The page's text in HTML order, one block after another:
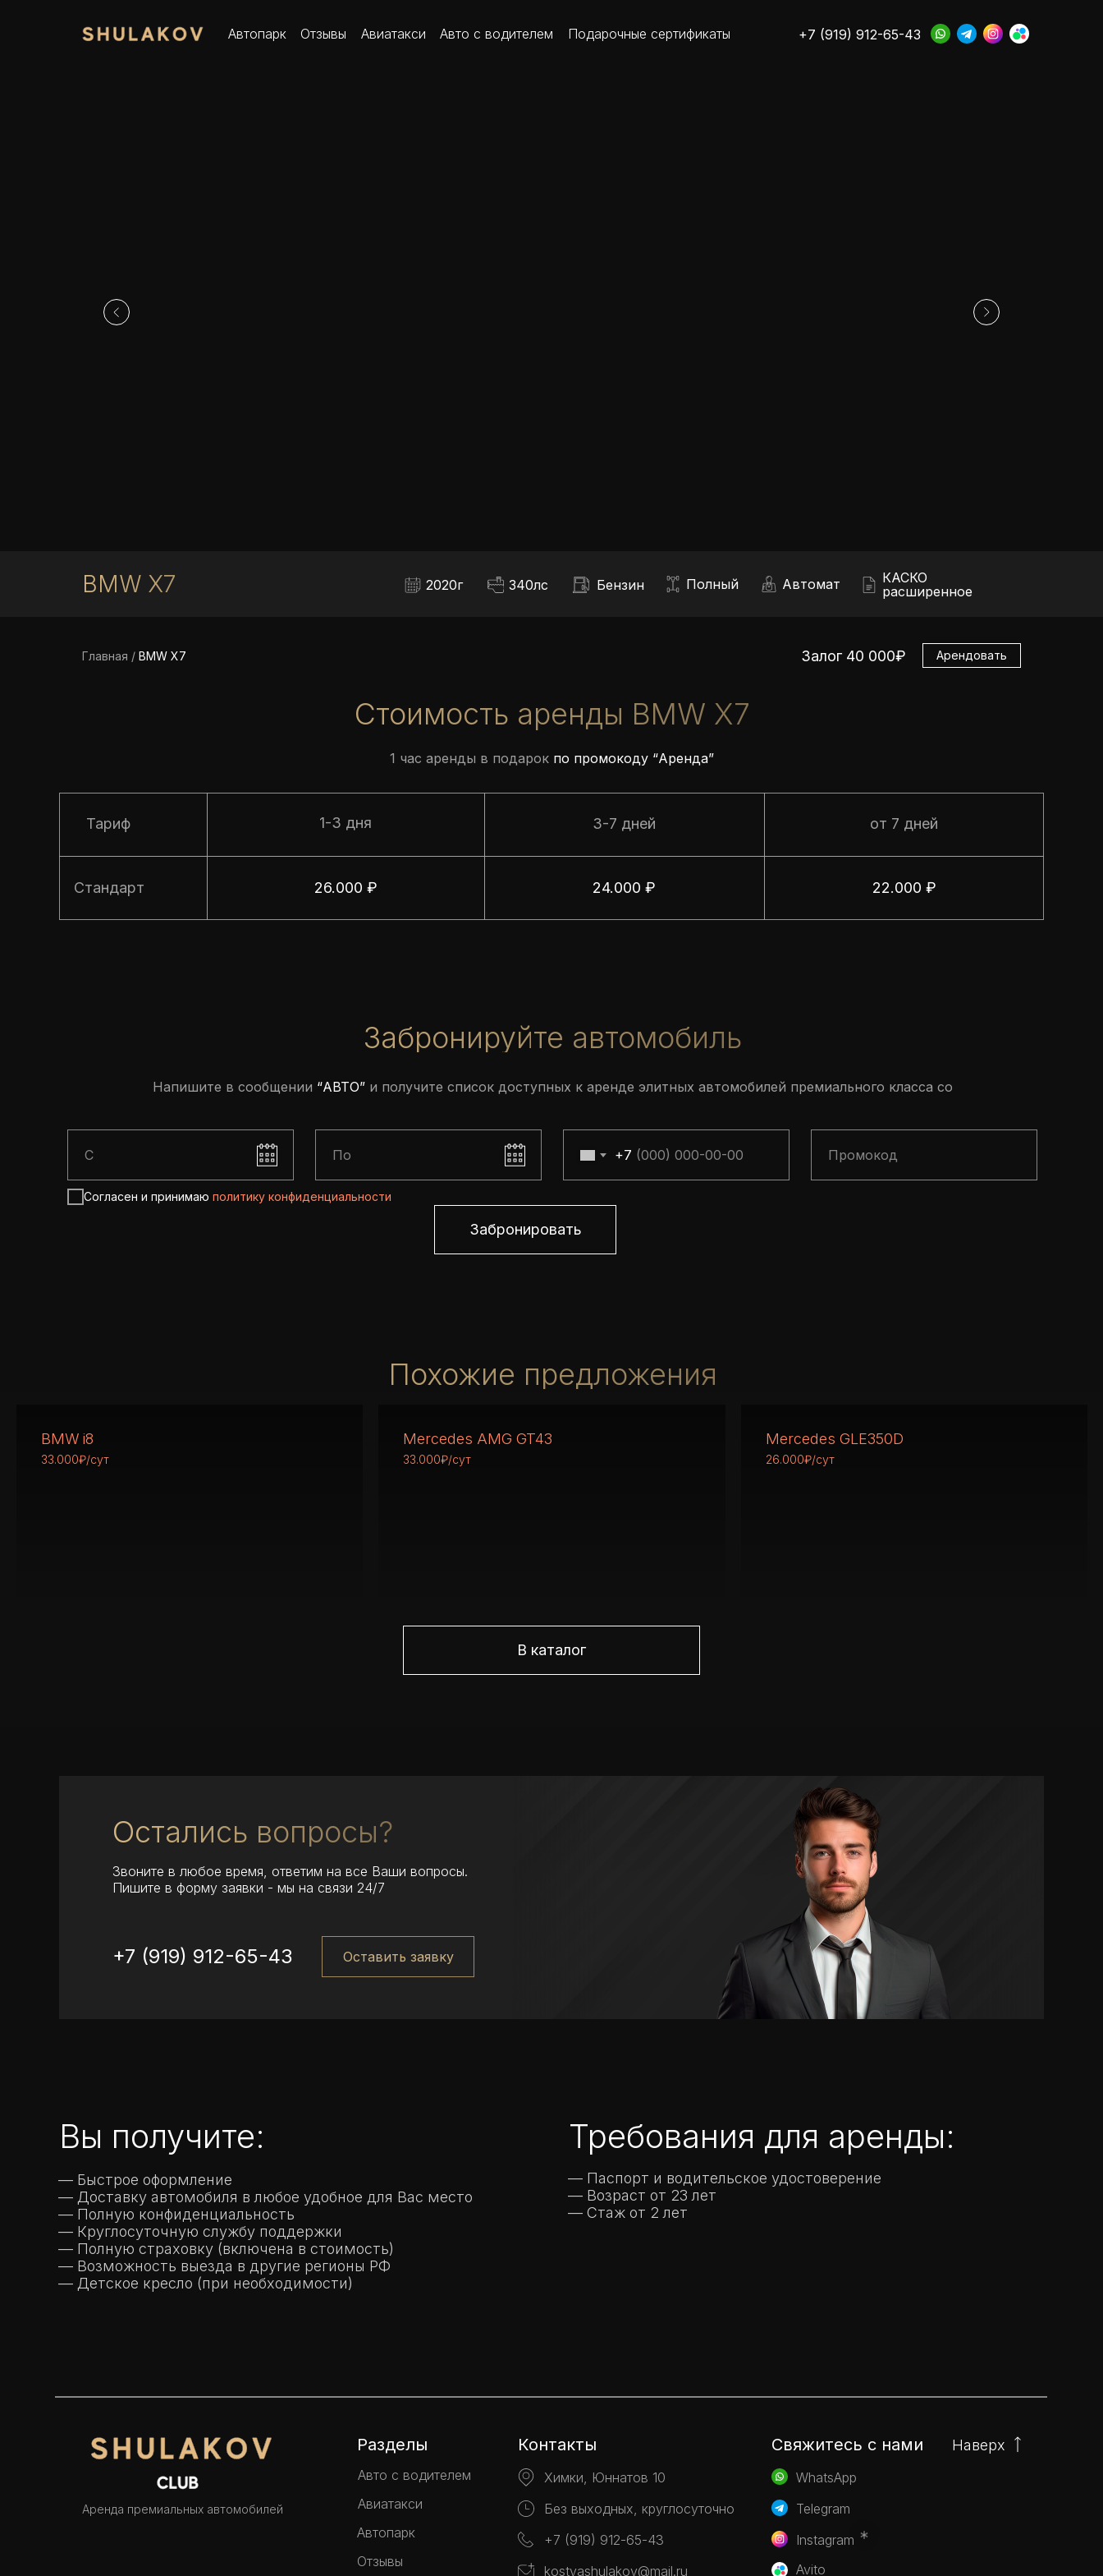
+7 (919) 912-65-43
Подарочные сертификаты
Авиатакси
Отзывы
Автопарк Авто с водителем
2020г 340лс Бензин Полный Автомат
КАСКО
расширенное
BMW X7
Залог 40 000₽
Главная / BMW X7 Арендовать
Стоимость аренды BMW X7
1 чаc аренды в подарок по промокоду “Аренда”
Тариф 1-3 дня 3-7 дней от 7 дней
Стандарт 26.000 ₽ 24.000 ₽ 22.000 ₽
Забронируйте автомобиль
Напишите в сообщении “АВТО”и получите список доступных к аренде элитных автомобилей премиального класса со
Забронировать
+7
Согласен и принимаю политику конфиденциальности
Похожие предложения
BMW i8
33.000₽/сут
Mercedes AMG GT43
33.000₽/сут
Mercedes GLE350D
26.000₽/сут
В каталог
+7 (919) 912-65-43
Звоните в любое время, ответим на все Ваши вопросы.
Пишите в форму заявки - мы на связи 24/7
Остались вопросы?
Оставить заявку
Вы получите: Требования для аренды:
— Быстрое оформление
— Доставку автомобиля в любое удобное для Вас место
— Полную конфиденциальность
— Круглосуточную службу поддержки
— Полную страховку (включена в стоимость)
— Возможность выезда в другие регионы РФ
— Детское кресло (при необходимости)
— Паспорт и водительское удостоверение
— Возраст от 23 лет
— Стаж от 2 лет
Аренда премиальных автомобилей
Разделы
Автопарк
Отзывы
Контакты
Без выходных, круглосуточно
Химки, Юннатов 10
+7 (919) 912-65-43
kostyashulakov@mail.ru
Свяжитесь с нами
WhatsApp
Telegram
Наверх
Avito
Instagram
Авиатакси
Авто с водителем